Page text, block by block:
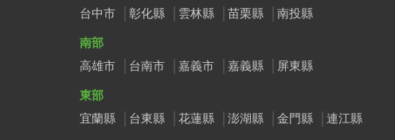
台中市
彰化縣 雲林縣 苗栗縣
南投縣
南部
高雄市
台南市 嘉義市 嘉義縣
屏東縣
東部
宜蘭縣
台東縣 花蓮縣 澎湖縣 金門縣 連江縣